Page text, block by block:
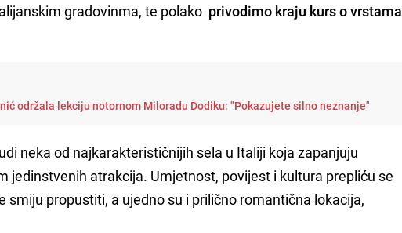
gradovinma, te polako privodimo kraju kurs o vrstama
održala lekciju notornom Miloradu Dodiku: "Pokazujete silno neznanje"
neka od najkarakterističnijih sela u Italiji koja zapanjuju
jedinstvenih atrakcija. Umjetnost, povijest i kultura prepliću se
smiju propustiti, a ujedno su i prilično romantična lokacija,